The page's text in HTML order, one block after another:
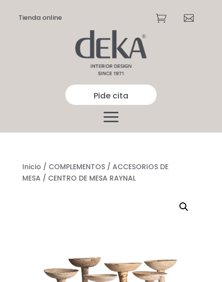
Tienda online  
Pide cita
Inicio / COMPLEMENTOS/ ACCESORIOS DE
MESA / CENTRO DE MESA RAYNAL